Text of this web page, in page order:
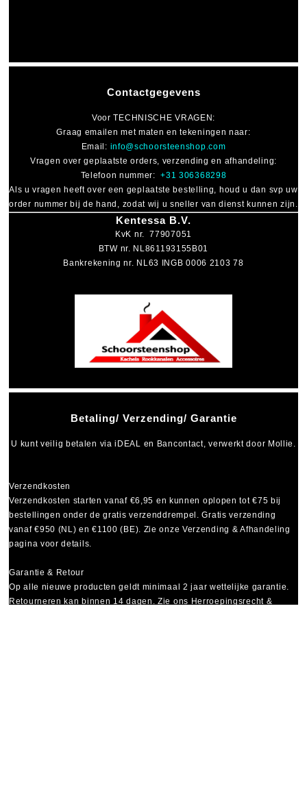
Betaling/ Verzending/ Garantie
U kunt veilig betalen viaiDEAL en Bancontact, verwerkt door Mollie.
Verzendkosten
Verzendkosten starten vanaf €6,95 en kunnen oplopen tot€75 bij
bestellingen onder de gratis verzenddrempel. Gratis verzending
vanaf €950 (NL) en €1100 (BE). Zie onze Verzending & Afhandeling
pagina voor details.
Garantie & Retour
Op alle nieuwe producten geldt minimaal2 jaar wettelijke garantie
Retourneren kan binnen 14 dagen. Zie ons Herroepingsrecht &
Contactgegevens
VoorTECHNISCHE VRAGEN :
Graag emailen met maten en tekeningen naar:
Email: info@schoorsteenshop.com
Vragen over geplaatste orders, verzending en afhandeling:
Telefoon nummer:+31 306368298
Als u vragen heeft over een geplaatste bestelling, houd u dan svp uw
order nummer bij de hand, zodat wij u sneller van dienst kunnen zijn.
Kentessa B.V.
KvK nr. 77907051
BTW nr. NL861193155B01
Bankrekening nr. NL63 INGB 0006 2103 78